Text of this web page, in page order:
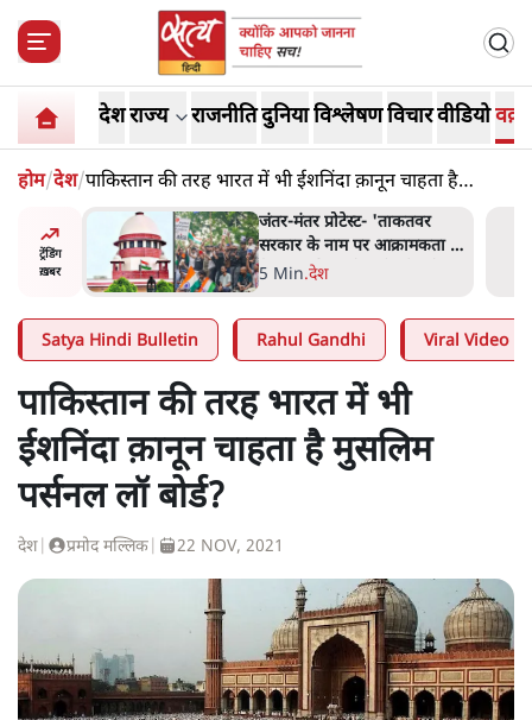
देशराज्य राजनीतिदुनियाविश्लेषणविचारवीडियो
होम/देश/पाकिस्तान की तरह भारत में भी ईशनिंदा क़ानून चाहता है
मुसलिम पर्सनल लॉ बोर्ड?
ट्रेंडिंग
ख़बर
न
सुने':
जंतर मंतर प्रोटेस्ट: 'युवाओं को
प्रताड़ित किया जा रहा है, पर मोदी-
शाह में बोलने की हिम्मत नहीं'-
7 Min.देश
Satya Hindi Bulletin Rahul Gandhi Viral Video
पाकिस्तान की तरह भारत में भी
ईशनिंदा क़ानून चाहता है मुसलिम
पर्सनल लॉ बोर्ड?
देश प्रमोद मल्लिक 22 NOV, 2021